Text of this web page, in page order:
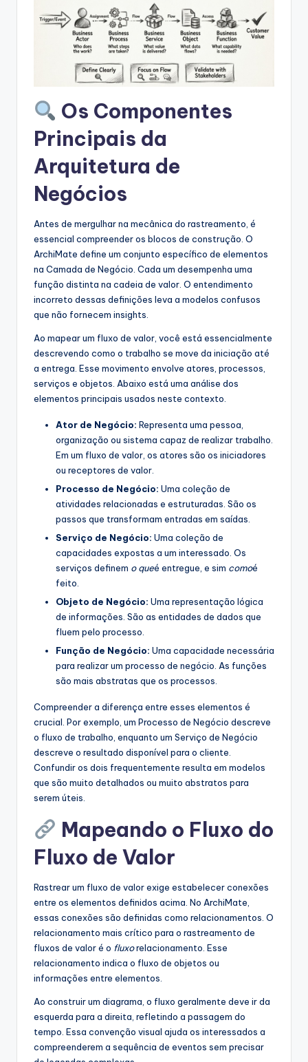
U
p
d
Os Componentes
Principais da
Arquitetura de
Negócios
Antes de mergulhar na mecânica do rastreamento, é
essencial compreender os blocos de construção. O
ArchiMate define um conjunto específico de elementos
na Camada de Negócio. Cada um desempenha uma
função distinta na cadeia de valor. O entendimento
incorreto dessas definições leva a modelos confusos
que não fornecem insights.
Ao mapear um fluxo de valor, você está essencialmente
descrevendo como o trabalho se move da iniciação até
a entrega. Esse movimento envolve atores, processos,
serviços e objetos. Abaixo está uma análise dos
elementos principais usados neste contexto.
Ator de Negócio: Representa uma pessoa,
organização ou sistema capaz de realizar trabalho.
Em um fluxo de valor, os atores são os iniciadores
ou receptores de valor.
Processo de Negócio: Uma coleção de
atividades relacionadas e estruturadas. São os
passos que transformam entradas em saídas.
Serviço de Negócio: Uma coleção de
capacidades expostas a um interessado. Os
serviços definem o queé entregue, e sim comoé
feito.
Objeto de Negócio: Uma representação lógica
de informações. São as entidades de dados que
fluem pelo processo.
Função de Negócio: Uma capacidade necessária
para realizar um processo de negócio. As funções
são mais abstratas que os processos.
Compreender a diferença entre esses elementos é
crucial. Por exemplo, um Processo de Negócio descreve
o fluxo de trabalho, enquanto um Serviço de Negócio
descreve o resultado disponível para o cliente.
Confundir os dois frequentemente resulta em modelos
que são muito detalhados ou muito abstratos para
serem úteis.
Mapeando o Fluxo do
Fluxo de Valor
Rastrear um fluxo de valor exige estabelecer conexões
entre os elementos definidos acima. No ArchiMate,
essas conexões são definidas como relacionamentos. O
relacionamento mais crítico para o rastreamento de
fluxos de valor é o fluxorelacionamento. Esse
relacionamento indica o fluxo de objetos ou
informações entre elementos.
Ao construir um diagrama, o fluxo geralmente deve ir da
esquerda para a direita, refletindo a passagem do
tempo. Essa convenção visual ajuda os interessados a
compreenderem a sequência de eventos sem precisar